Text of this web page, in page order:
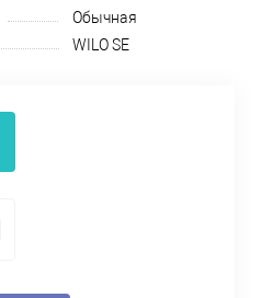
Обычная
WILO SE